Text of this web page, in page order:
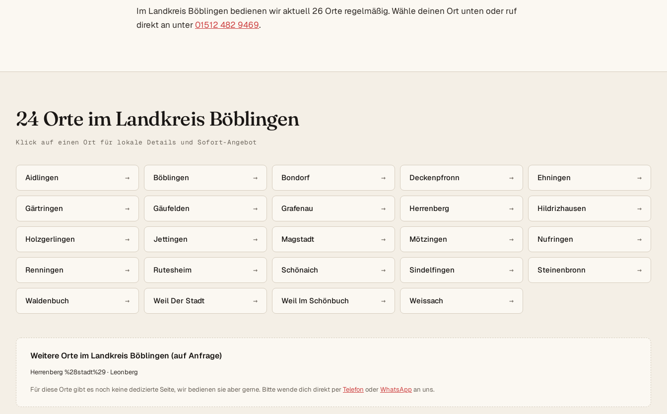
Im Landkreis Böblingen bedienen wir aktuell 26 Orte regelmäßig. Wähle deinen Ort unten oder ruf
direkt an unter 01512 482 9469.
24 Orte im Landkreis Böblingen
Klick auf einen Ort für lokale Details und Sofort-Angebot
Aidlingen → Böblingen → Bondorf → Deckenpfronn → Ehningen →
Gärtringen → Gäufelden → Grafenau → Herrenberg → Hildrizhausen →
Holzgerlingen → Jettingen → Magstadt → Mötzingen → Nufringen →
Renningen → Rutesheim → Schönaich → Sindelfingen → Steinenbronn →
Waldenbuch → Weil Der Stadt → Weil Im Schönbuch → Weissach →
Weitere Orte im Landkreis Böblingen (auf Anfrage)
Herrenberg %28stadt%29 · Leonberg
Für diese Orte gibt es noch keine dedizierte Seite, wir bedienen sie aber gerne. Bitte wende dich direkt perTelefon oderWhatsAppan uns.